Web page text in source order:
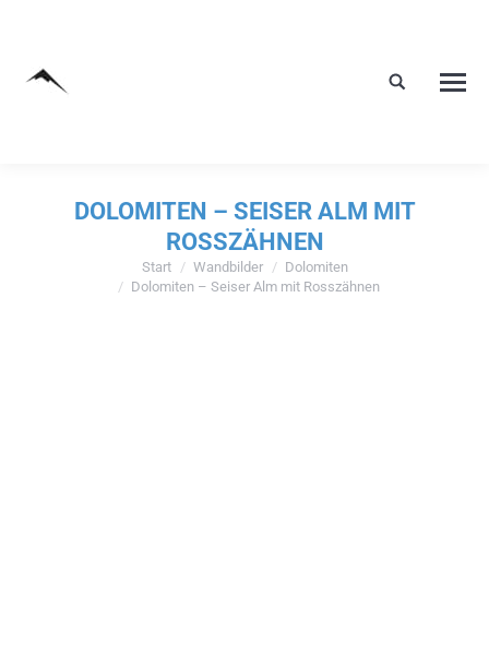
DOLOMITEN – SEISER ALM MIT
ROSSZÄHNEN
Sie befinden sich hier:
Start Wandbilder
Dolomiten
Dolomiten – Seiser Alm mit Rosszähnen